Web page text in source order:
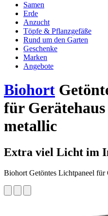
Samen
Erde
Anzucht
Töpfe & Pflanzgefäße
Rund um den Garten
Geschenke
Marken
Angebote
Biohort
für
metallic
Extra viel Licht im
Biohort Getöntes Lichtpaneel für